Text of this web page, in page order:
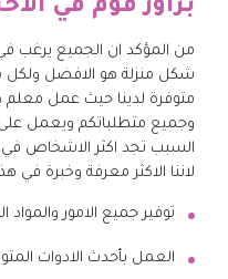
براوز فوم في
من المؤكد ان الجميع يرغب
شكل منزلة هو الافضل ولكل
متوفرة لدينا حيث عمل معلم
وجميع متطلباتكم ويعمل
السبب تجد اكثر الاشخاص في
لاننا الاكثر معرفة وخبرة في
توفير جميع الامور والمواد
العمل بأحدث الادوات